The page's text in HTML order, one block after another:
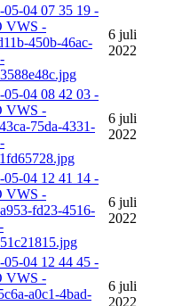
05-04 07 35 19 -
VWS -
450b-46ac-
6 juli
2022
05-04 08 42 03 -
VWS -
75da-4331-
6 juli
2022
05-04 12 41 14 -
VWS -
fd23-4516-
6 juli
2022
05-04 12 44 45 -
VWS -
a0c1-4bad-
6 juli
2022